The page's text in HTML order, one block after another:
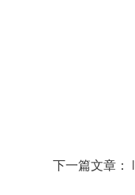
下一篇文章：